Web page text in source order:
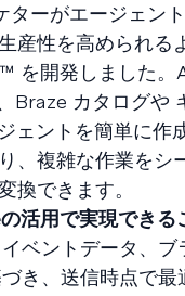
ターがエージェン
産性を高められる
を開発しました。
Braze カタログや
ェントを簡単に作
、複雑な作業をシ
換できます。
活用で実現できる
ベントデータ、ブ
き、送信時点で最